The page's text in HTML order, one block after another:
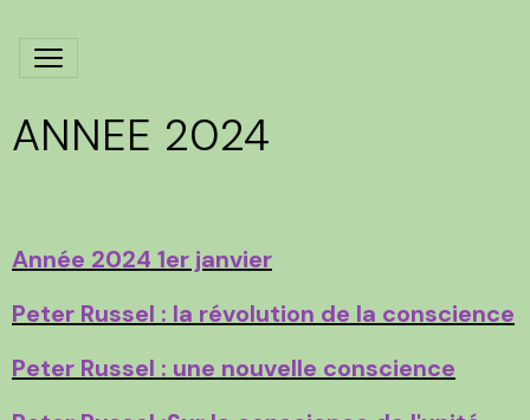
ANNEE 2024
Année 2024 1er janvier
Peter Russel : la révolution de la conscience
Peter Russel : une nouvelle conscience